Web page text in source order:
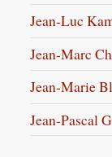
Jean-Luc
Jean-Marc
Jean-Marie
Jean-Pascal